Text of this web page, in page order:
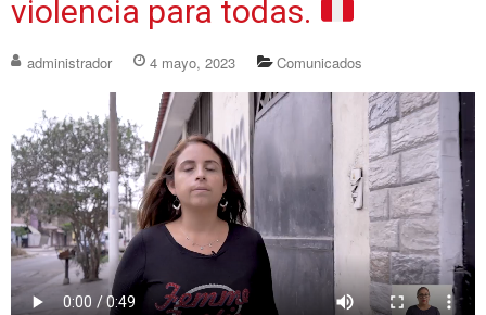
violencia para todas.
administrador 4 mayo, 2023 Comunicados